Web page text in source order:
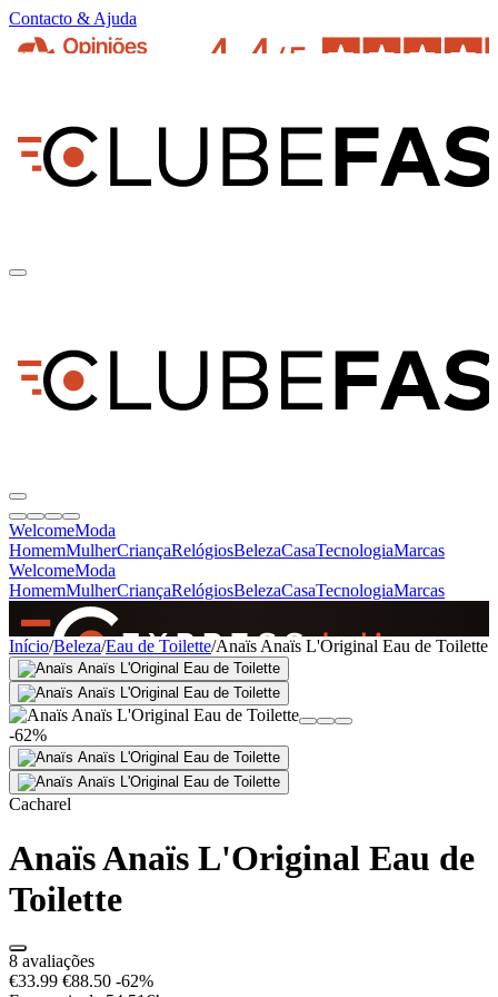
Contacto & Ajuda
WelcomeModa
HomemMulherCriançaRelógiosBelezaCasaTecnologiaMarcas
WelcomeModa
HomemMulherCriançaRelógiosBelezaCasaTecnologiaMarcas
SINCE 2005
+de 36.000 reviews
Início/Beleza/Eau de Toilette/Anaïs Anaïs L'Original Eau de Toilette
-62%
Cacharel
Anaïs Anaïs L'Original Eau de
Toilette
8 avaliações
€33.99 €88.50 -62%